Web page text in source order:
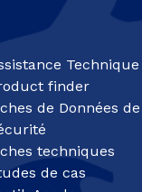
Technique
finder
de Données de
techniques
de cas